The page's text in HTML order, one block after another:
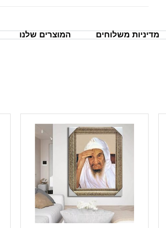
מדיניות משלוחים המוצרים שלנו